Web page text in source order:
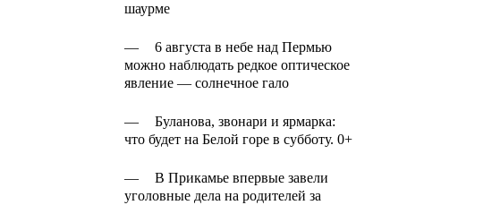
шаурме
—
6 августа в небе над Пермью
можно наблюдать редкое оптическое
явление — солнечное гало
—
Буланова, звонари и ярмарка:
что будет на Белой горе в субботу. 0+
—
В Прикамье впервые завели
уголовные дела на родителей за